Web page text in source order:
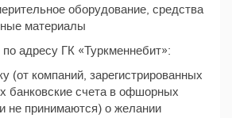
оборудование, средства
материалы
адресу ГК «Туркменнебит»:
(от компаний, зарегистрированных
банковские счета в офшорных
не принимаются) о желании